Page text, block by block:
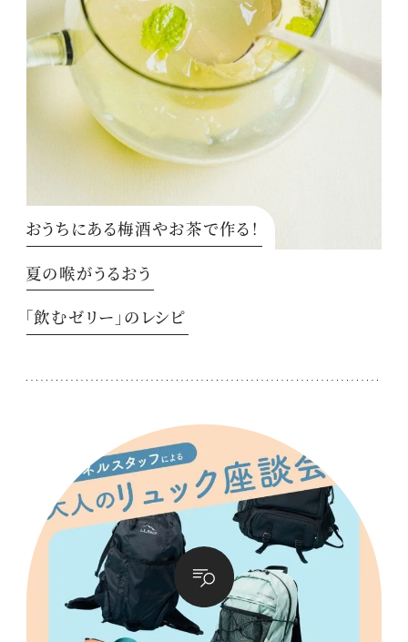
おうちにある梅酒やお茶で作る！
夏の喉がうるおう
「飲むゼリー」のレシピ